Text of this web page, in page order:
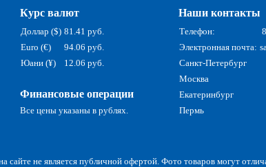
Курс валют
Доллар ($) 81.41 руб.
Euro (€)
94.06 руб.
Юани (¥)
12.06 руб.
Финансовые операции
Все цены указаны в рублях.
Наши контакты
Телефон:
Электронная почта:
Санкт-Петербург
Москва
Екатеринбург
Пермь
не является публичной офертой. Фото товаров могут